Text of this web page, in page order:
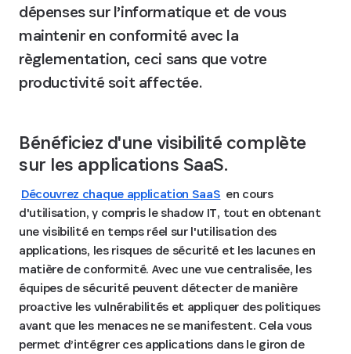
dépenses sur l’informatique et de vous
maintenir en conformité avec la
règlementation, ceci sans que votre
productivité soit affectée.
Bénéficiez d'une visibilité complète
sur les applications SaaS.
Découvrez chaque application SaaS en cours
d'utilisation, y compris le shadow IT, tout en obtenant
une visibilité en temps réel sur l'utilisation des
applications, les risques de sécurité et les lacunes en
matière de conformité. Avec une vue centralisée, les
équipes de sécurité peuvent détecter de manière
proactive les vulnérabilités et appliquer des politiques
avant que les menaces ne se manifestent. Cela vous
permet d’intégrer ces applications dans le giron de